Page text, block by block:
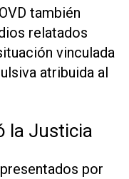
también
relatados
vinculada
atribuida al
la Justicia
por